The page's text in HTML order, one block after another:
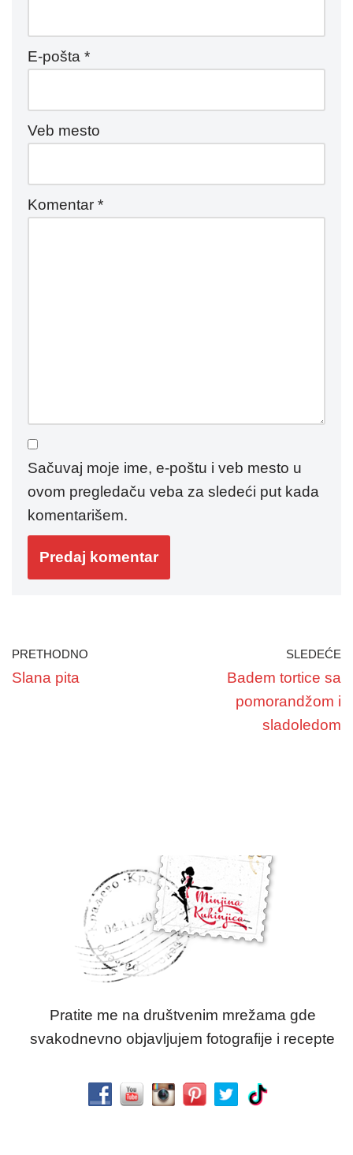
E-pošta *
Veb mesto
Komentar *
Sačuvaj moje ime, e-poštu i veb mesto u
ovom pregledaču veba za sledeći put kada
komentarišem.
PRETHODNO
Slana pita
SLEDEĆE
Badem tortice sa
pomorandžom i
sladoledom
Pratite me na društvenim mrežama gde
svakodnevno objavljujem fotografije i recepte